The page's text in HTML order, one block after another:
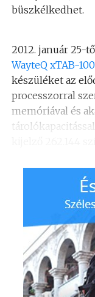
büszkélkedhet.
2012. január 25-
WayteQ xTAB-
készüléket az
processzorral
memóriával és
kijelző 262.144
A WayteQ
kapcsolatot is,
is össze lehet
HDMI
támogatással.